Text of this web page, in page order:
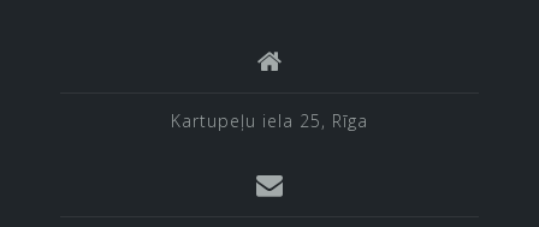
Kartupeļu iela 25, Rīga